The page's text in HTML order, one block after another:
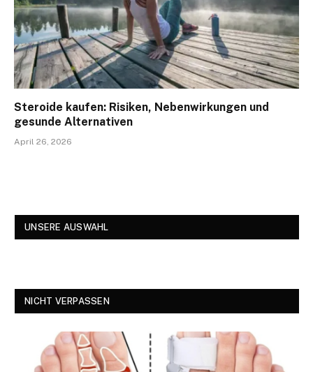
Steroide kaufen: Risiken, Nebenwirkungen und
gesunde Alternativen
April 26, 2026
UNSERE AUSWAHL
NICHT VERPASSEN